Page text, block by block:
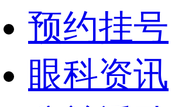
预约挂号
眼科资讯